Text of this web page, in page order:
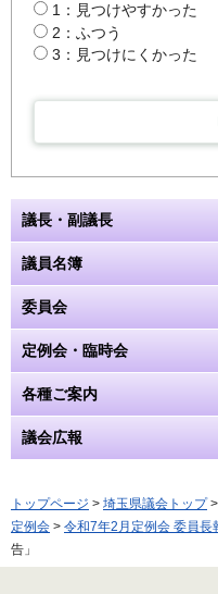
1：見つけやすかった
2：ふつう
3：見つけにくかった
議長・副議長
議員名簿
委員会
定例会・臨時会
各種ご案内
議会広報
トップページ > 埼玉県議会トップ>
定例会 > 令和7年2月定例会 委員長
告」